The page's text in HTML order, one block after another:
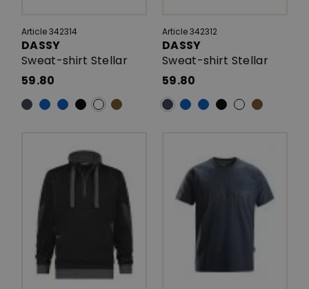
Article 342314
DASSY
Sweat-shirt Stellar
59.80
Article 342312
DASSY
Sweat-shirt Stellar
59.80